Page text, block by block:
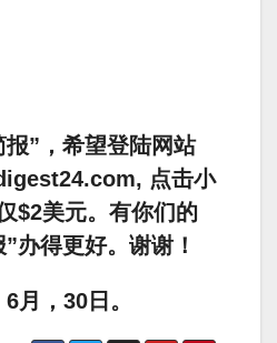
”，希望登陆网站
点击小
$2美元。有你们的
办得更好。谢谢！
月，30日。